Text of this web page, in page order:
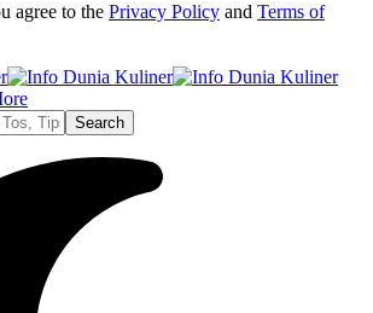
agree to the Privacy Policy and Terms of